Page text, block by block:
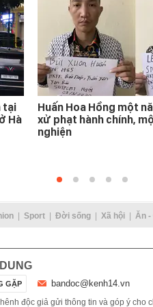
tại
Hà
Huấn Hoa Hồng một
xử phạt hành chính,
nghiện
Sport Đời sống Xã hội Ăn
GẶP bandoc@kenh14.vn
độc giả gửi thông tin và góp ý cho